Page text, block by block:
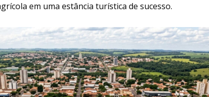
em uma estância turística de sucesso.